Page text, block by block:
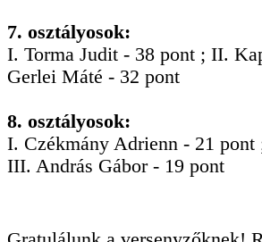
7. osztályosok:
I. Torma Judit - 38 pont ; II.
Gerlei Máté - 32 pont
8. osztályosok:
I. Czékmány Adrienn - 21
III. András Gábor - 19 pont